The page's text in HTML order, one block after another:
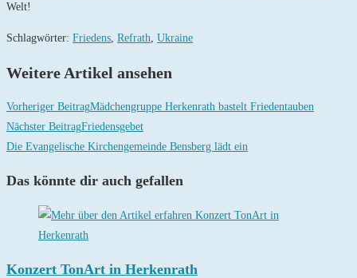
Welt!
Schlagwörter: Friedens, Refrath, Ukraine
Weitere Artikel ansehen
Vorheriger BeitragMädchengruppe Herkenrath bastelt Friedentauben
Nächster BeitragFriedensgebet
Die Evangelische Kirchengemeinde Bensberg lädt ein
Das könnte dir auch gefallen
Konzert TonArt in Herkenrath